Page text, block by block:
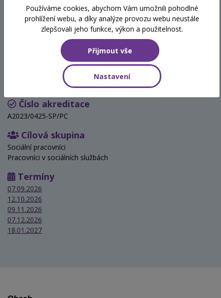
Úvod do problematiky
bezdomovectví
Hodinová dotace
8 vyučovacích hodin
Číslo akreditace
A2023/0425-SP/PC
Cílová skupina
Sociální pracovníci
Pracovníci v sociálních službách
Termíny
07.09.2026
12.10.2026
09.11.2026
07.12.2026
18.01.2027
Používáme cookies, abychom Vám umožnili pohodlné
prohlížení webu, a díky analýze provozu webu neustále
zlepšovali jeho funkce, výkon a použitelnost.
Přijmout vše
Nastavení